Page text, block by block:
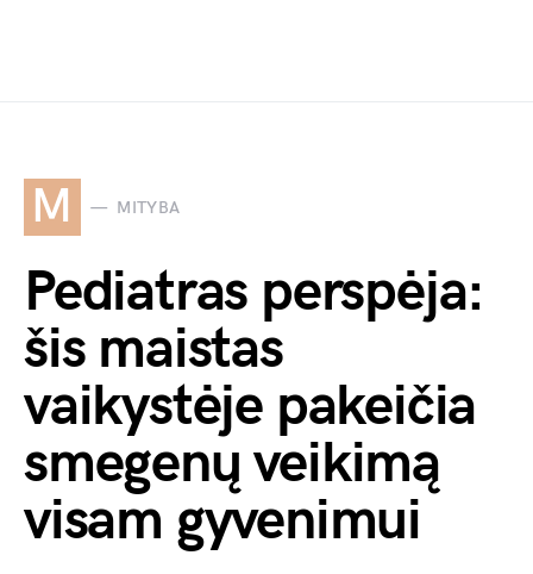
M MITYBA
Pediatras perspėja:
šis maistas
vaikystėje pakeičia
smegenų veikimą
visam gyvenimui